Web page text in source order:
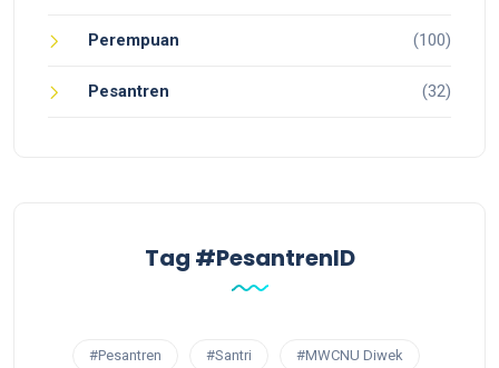
Perempuan (100)
Pesantren (32)
Tag #PesantrenID
#Pesantren #Santri #MWCNU Diwek